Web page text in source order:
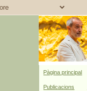
Pàgina principal
Publicacions